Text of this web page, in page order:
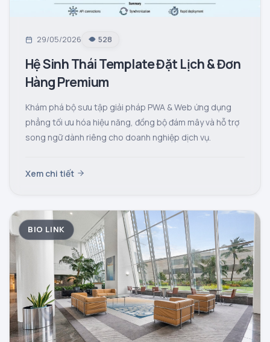
29/05/2026 528
Hệ Sinh Thái Template Đặt Lịch & Đơn
Hàng Premium
Khám phá bộ sưu tập giải pháp PWA & Web ứng dụng
phẳng tối ưu hóa hiệu năng, đồng bộ đám mây và hỗ trợ
song ngữ dành riêng cho doanh nghiệp dịch vụ.
Xem chi tiết
BIO LINK